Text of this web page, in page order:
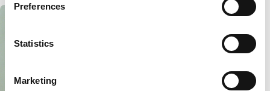
Preferences
Statistics
Marketing